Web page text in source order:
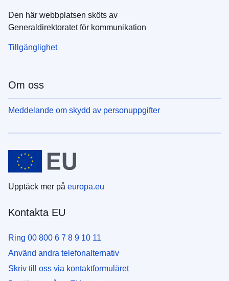
Den här webbplatsen sköts av
Generaldirektoratet för kommunikation
Tillgänglighet
Om oss
Meddelande om skydd av personuppgifter
Upptäck mer på europa.eu
Kontakta EU
Ring 00 800 6 7 8 9 10 11
Använd andra telefonalternativ
Skriv till oss via kontaktformuläret